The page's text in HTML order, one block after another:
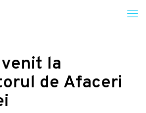
la
de Afaceri